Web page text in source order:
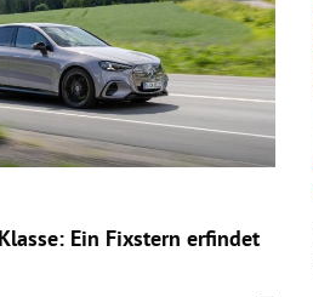
Ein Fixstern erfindet